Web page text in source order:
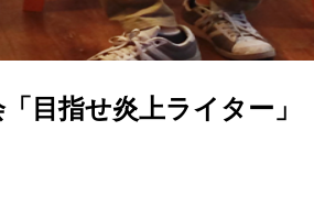
目指せ炎上ライター」